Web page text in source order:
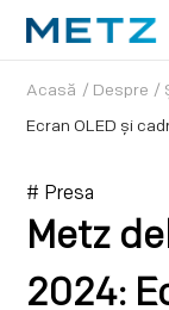
Acasă / Despre /
Ecran OLED și
# Presa
Metz
2024: